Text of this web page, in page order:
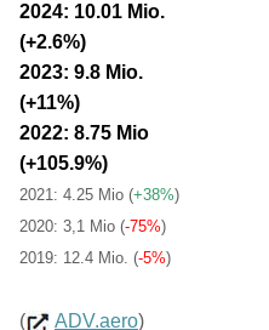
2024: 10.01 Mio.
(+2.6%)
2023: 9.8 Mio.
(+11%)
2022: 8.75 Mio
(+105.9%)
2021: 4.25 Mio (+38%)
2020: 3,1 Mio (-75%)
2019: 12.4 Mio. (-5%)
( ADV.aero)